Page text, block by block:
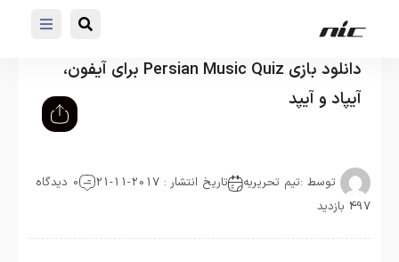
دانلود بازی Persian Music Quiz برای آيفون،
آیپاد و آيپد
توسط :تیم تحریریه تاریخ انتشار : 2017-11-21
0 دیدگاه
497 بازدید